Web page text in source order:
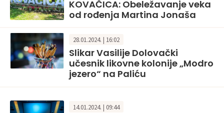
KOVAČICA: Obeležavanje veka
od rođenja Martina Jonaša
28.01.2024. | 16:02
Slikar Vasilije Dolovački
učesnik likovne kolonije „Modro
jezero“ na Paliću
14.01.2024. | 09:44